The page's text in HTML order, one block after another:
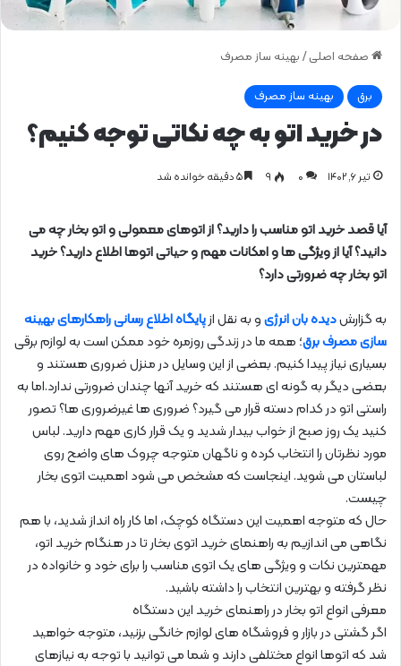
صفحه اصلی / بهینه ساز مصرف
برق بهینه ساز مصرف
در خرید اتو به چه نکاتی توجه کنیم؟
تیر ۶, ۱۴۰۲ 0 ۹
آیا قصد خرید اتو مناسب را دارید؟ از اتوهای معمولی و اتو بخار چه می
دانید؟ آیا از ویژگی ها و امکانات مهم و حیاتی اتوها اطلاع دارید؟ خرید
اتو بخار چه ضرورتی دارد؟
به گزارشدیده بان انرژیو به نقل ازپایگاه اطلاع رسانی راهکارهای بهینه
سازی مصرف برق؛ همه ما در زندگی روزمره خود ممکن است به لوازم برقی
بسیاری نیاز پیدا کنیم. بعضی از این وسایل در منزل ضروری هستند و
بعضی دیگر به گونه ای هستند که خرید آنها چندان ضرورتی ندارد.اما به
راستی اتو در کدام دسته قرار می گیرد؟ ضروری ها غیرضروری ها؟ تصور
کنید یک روز صبح از خواب بیدار شدید و یک قرار کاری مهم دارید. لباس
مورد نظرتان را انتخاب کرده و ناگهان متوجه چروک های واضح روی
لباستان می شوید. اینجاست که مشخص می شود اهمیت اتوی بخار
چیست.
حال که متوجه اهمیت این دستگاه کوچک، اما کار راه انداز شدید، با هم
نگاهی می اندازیم به راهنمای خرید اتوی بخار تا در هنگام خرید اتو،
مهمترین نکات و ویژگی های یک اتوی مناسب را برای خود و خانواده در
نظر گرفته و بهترین انتخاب را داشته باشید.
معرفی انواع اتو بخار در راهنمای خرید این دستگاه
اگر گشتی در بازار و فروشگاه های لوازم خانگی بزنید، متوجه خواهید
شد که اتوها انواع مختلفی دارند و شما می توانید با توجه به نیازهای